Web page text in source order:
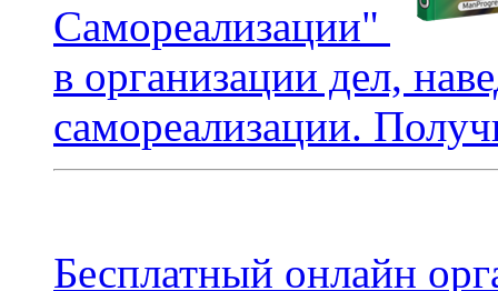
Самореализации"
в организации дел,
самореализации.
Бесплатный онлайн